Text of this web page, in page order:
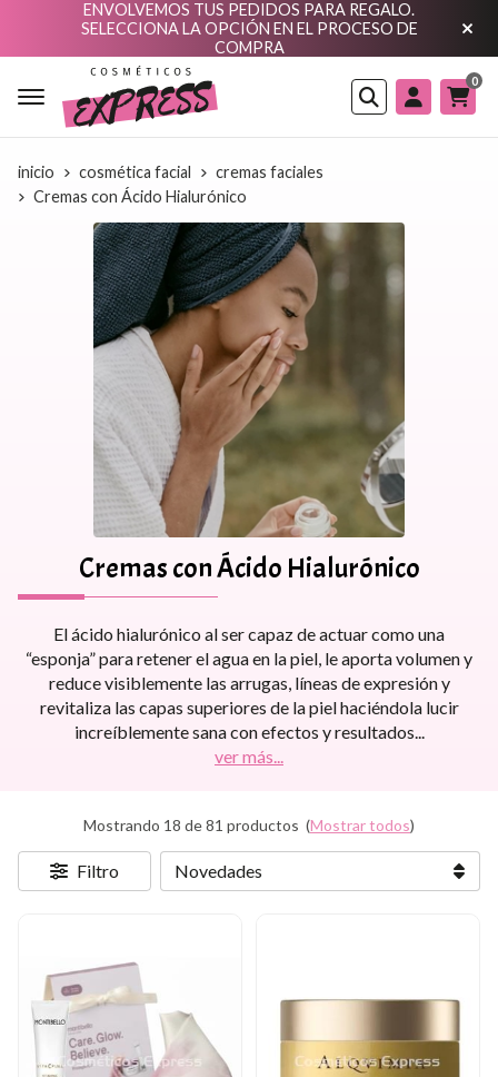
ENVOLVEMOS TUS PEDIDOS PARA REGALO.
SELECCIONA LA OPCIÓN EN EL PROCESO DE
COMPRA
Buscar
0
inicio cosmética facial
cremas faciales
Cremas con Ácido Hialurónico
Cremas con Ácido Hialurónico
El ácido hialurónico al ser capaz de actuar como una
“esponja” para retener el agua en la piel, le aporta volumen y
reduce visiblemente las arrugas, líneas de expresión y
revitaliza las capas superiores de la piel haciéndola lucir
increíblemente sana con efectos y resultados
ver más...
Mostrando 18 de 81 productos (Mostrar todos)
Filtro